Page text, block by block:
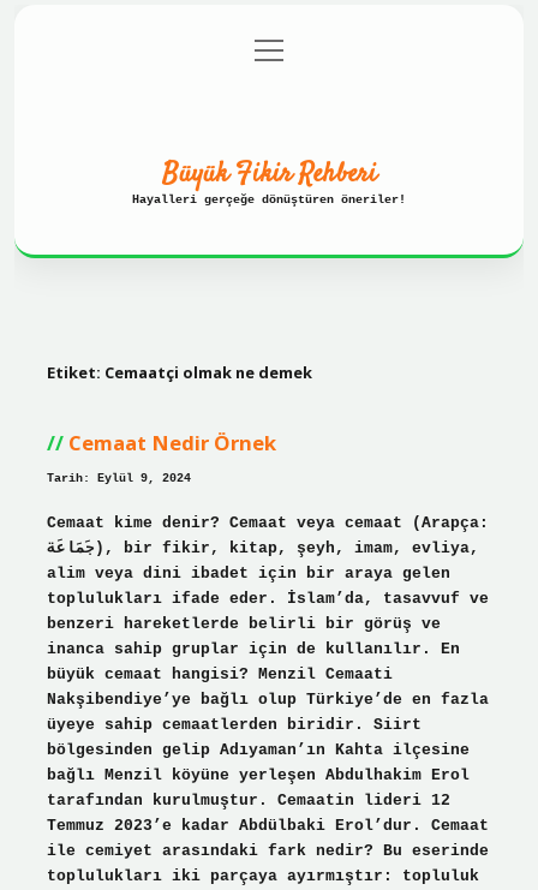
Gizlilik Politikası
menüyü
aç
Büyük Fikir Rehberi
Hayalleri gerçeğe dönüştüren öneriler!
Etiket: Cemaatçi olmak ne demek
Cemaat Nedir Örnek
Tarih: Eylül 9, 2024
Cemaat kime denir? Cemaat veya cemaat (Arapça:
جَمَاعَة), bir fikir, kitap, şeyh, imam, evliya,
alim veya dini ibadet için bir araya gelen
toplulukları ifade eder. İslam’da, tasavvuf ve
benzeri hareketlerde belirli bir görüş ve
inanca sahip gruplar için de kullanılır. En
büyük cemaat hangisi? Menzil Cemaati
Nakşibendiye’ye bağlı olup Türkiye’de en fazla
üyeye sahip cemaatlerden biridir. Siirt
bölgesinden gelip Adıyaman’ın Kahta ilçesine
bağlı Menzil köyüne yerleşen Abdulhakim Erol
tarafından kurulmuştur. Cemaatin lideri 12
Temmuz 2023’e kadar Abdülbaki Erol’dur. Cemaat
ile cemiyet arasındaki fark nedir? Bu eserinde
toplulukları iki parçaya ayırmıştır: topluluk